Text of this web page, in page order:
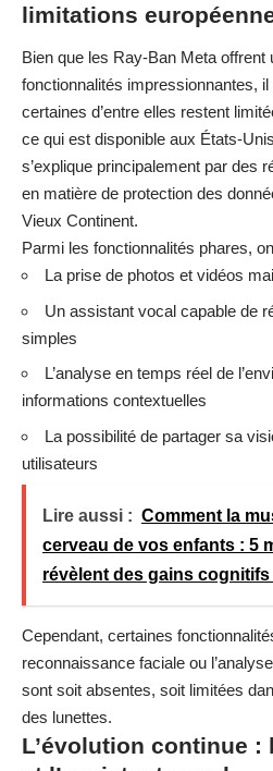
limitations
Bien que les Ray-Ban Meta offrent
fonctionnalités impressionnantes,
certaines d’entre elles restent
ce qui est disponible aux États-
s’explique principalement par des
en matière de protection des
Vieux Continent.
Parmi les fonctionnalités phares,
La prise de photos et vidéos
Un assistant vocal capable de
simples
L’analyse en temps réel de
informations contextuelles
La possibilité de partager sa
utilisateurs
Lire aussi : Comment la
cerveau de vos enfants : 5
révèlent des gains
Cependant, certaines
reconnaissance faciale ou
sont soit absentes, soit limitées
des lunettes.
L’évolution continue :